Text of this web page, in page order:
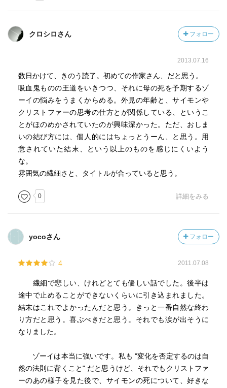
クロシロさん フォロー
2013.07.16
数日かけて、きのう読了。初めての作家さん、だと思う。
吸血鬼ものの王道をいきつつ、それに母の死を予期するゾ
ーイの悩みをうまくからめる。外見の年齢と、サイモンや
クリストファーの思考の仕方とが関係している、というこ
とがほのめかされていたのが興味深かった。ただ、おしま
いの結び方には、個人的にはちょっとうーん、と思う。用
意されていた結末、という以上のものを感じにくいよう
な。
雰囲気の繊細さと、タイトルが合っていると思う。
0 詳細をみる
yocoさん フォロー
4 2011.07.08
繊細で悲しい、けれどとても優しい話でした。後半は
途中で止めることができないくらいに引き込まれました。
結末はこれでよかったんだと思う。きっと一番自然な終わ
り方だと思う。喜ぶべきだと思う。それでも涙が出そうに
なりました。
ゾーイは本当に強いです。私も "変化を否定するのは自
然の法則に背くこと" だと思うけど、それでもクリストファ
ーのあの様子を見た後で、サイモンの死について、好きな